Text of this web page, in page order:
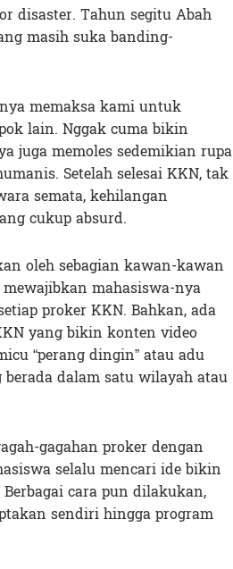
disaster. Tahun segitu Abah
masih suka banding-
memaksa kami untuk
lain. Nggak cuma bikin
juga memoles sedemikian rupa
Setelah selesai KKN, tak
semata, kehilangan
cukup absurd.
oleh sebagian kawan-kawan
mahasiswa-nya
proker KKN. Bahkan, ada
yang bikin konten video
“perang dingin” atau adu
dalam satu wilayah atau
gagahan proker dengan
selalu mencari ide bikin
cara pun dilakukan,
sendiri hingga program